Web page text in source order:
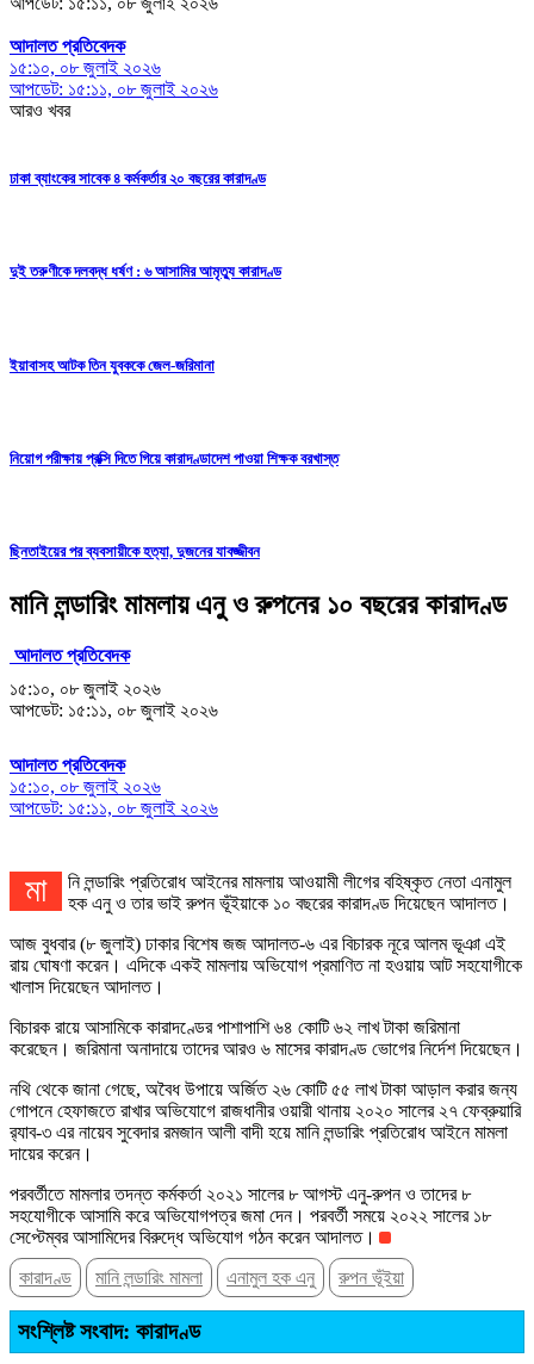
আদালত প্রতিবেদক
১৫:১০, ০৮ জুলাই ২০২৬
আপডেট: ১৫:১১, ০৮ জুলাই ২০২৬
আরও খবর
ঢাকা ব্যাংকের সাবেক ৪ কর্মকর্তার ২০ বছরের কারাদণ্ড
দুই তরুণীকে দলবদ্ধ ধর্ষণ : ৬ আসামির আমৃত্যু কারাদণ্ড
ইয়াবাসহ আটক তিন যুবককে জেল-জরিমানা
নিয়োগ পরীক্ষায় প্রক্সি দিতে গিয়ে কারাদণ্ডাদেশ পাওয়া শিক্ষক বরখাস্ত
ছিনতাইয়ের পর ব্যবসায়ীকে হত্যা, দুজনের যাবজ্জীবন
মানি লন্ডারিং মামলায় এনু ও রুপনের ১০ বছরের কারাদণ্ড
আদালত প্রতিবেদক
১৫:১০, ০৮ জুলাই ২০২৬
আপডেট: ১৫:১১, ০৮ জুলাই ২০২৬
আদালত প্রতিবেদক
১৫:১০, ০৮ জুলাই ২০২৬
আপডেট: ১৫:১১, ০৮ জুলাই ২০২৬
মানি লন্ডারিং প্রতিরোধ আইনের মামলায় আওয়ামী লীগের বহিষ্কৃত নেতা এনামুল
হক এনু ও তার ভাই রুপন ভূঁইয়াকে ১০ বছরের কারাদণ্ড দিয়েছেন আদালত।
আজ বুধবার (৮ জুলাই) ঢাকার বিশেষ জজ আদালত-৬ এর বিচারক নূরে আলম ভূঞা এই
রায় ঘোষণা করেন। এদিকে একই মামলায় অভিযোগ প্রমাণিত না হওয়ায় আট সহযোগীকে
খালাস দিয়েছেন আদালত।
বিচারক রায়ে আসামিকে কারাদণ্ডের পাশাপাশি ৬৪ কোটি ৬২ লাখ টাকা জরিমানা
করেছেন। জরিমানা অনাদায়ে তাদের আরও ৬ মাসের কারাদণ্ড ভোগের নির্দেশ দিয়েছেন।
নথি থেকে জানা গেছে, অবৈধ উপায়ে অর্জিত ২৬ কোটি ৫৫ লাখ টাকা আড়াল করার জন্য
গোপনে হেফাজতে রাখার অভিযোগে রাজধানীর ওয়ারী থানায় ২০২০ সালের ২৭ ফেব্রুয়ারি
র‍্যাব-৩ এর নায়েব সুবেদার রমজান আলী বাদী হয়ে মানি লন্ডারিং প্রতিরোধ আইনে মামলা
দায়ের করেন।
পরবর্তীতে মামলার তদন্ত কর্মকর্তা ২০২১ সালের ৮ আগস্ট এনু-রুপন ও তাদের ৮
সহযোগীকে আসামি করে অভিযোগপত্র জমা দেন। পরবর্তী সময়ে ২০২২ সালের ১৮
সেপ্টেম্বর আসামিদের বিরুদ্ধে অভিযোগ গঠন করেন আদালত।
কারাদণ্ড
মানি লন্ডারিং মামলা এনামুল হক এনু রুপন ভূঁইয়া
সংশ্লিষ্ট সংবাদ: কারাদণ্ড